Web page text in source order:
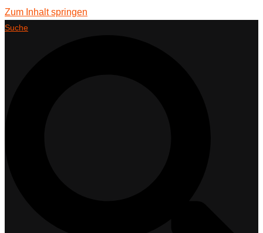
Zum Inhalt springen
Suche